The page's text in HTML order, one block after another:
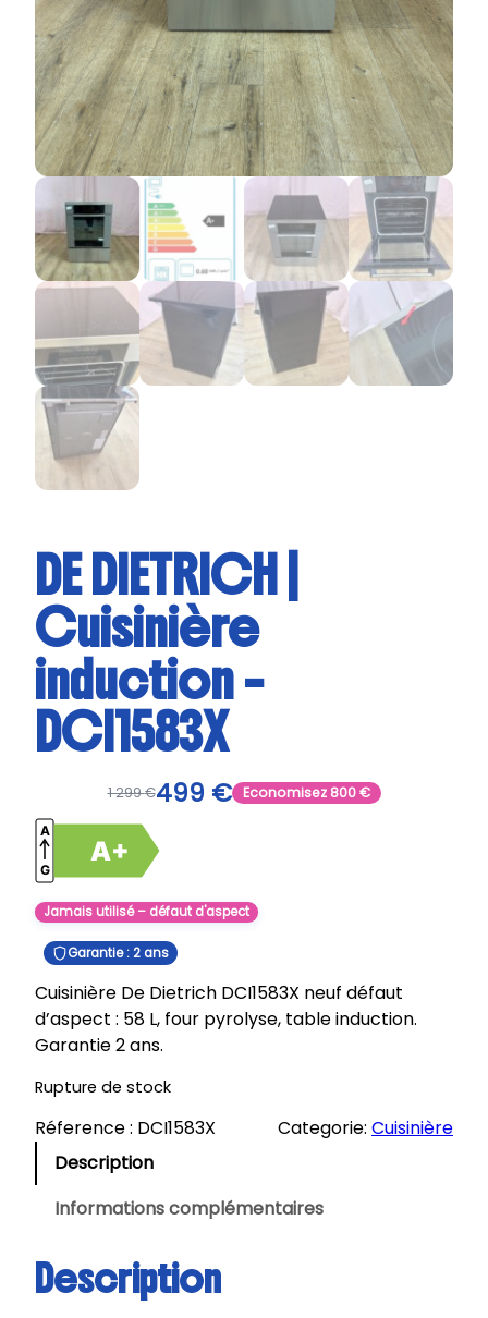
DE DIETRICH |
Cuisinière
induction –
DCI1583X
1 299€499 € Economisez 800€
Jamais utilisé – défaut d'aspect
Garantie : 2 ans
Cuisinière De Dietrich DCI1583X neuf défaut
d’aspect : 58 L, four pyrolyse, table induction.
Garantie 2 ans.
Rupture de stock
Réference : DCI1583X Categorie: Cuisinière
Description
Informations complémentaires
Description